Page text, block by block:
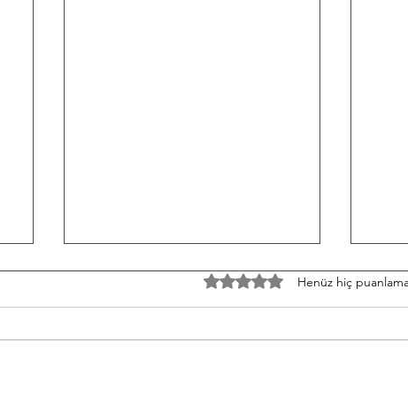
TH/060826 Workout
Strength Bench Press 5-5-5-5-5
W/
5 üzerinden 0 yıldız
Henüz hiç